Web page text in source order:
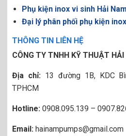
Phụ kiện inox vi sinh Hải
Đại lý phân phối phụ kiện
THÔNG TIN LIÊN HỆ
CÔNG TY TNHH KỸ THUẬT HẢI
Địa chỉ:13 đường 1B, KDC
TPHCM
Hotline: 0908.095.139 –
Email: hainampumps@gmail.com